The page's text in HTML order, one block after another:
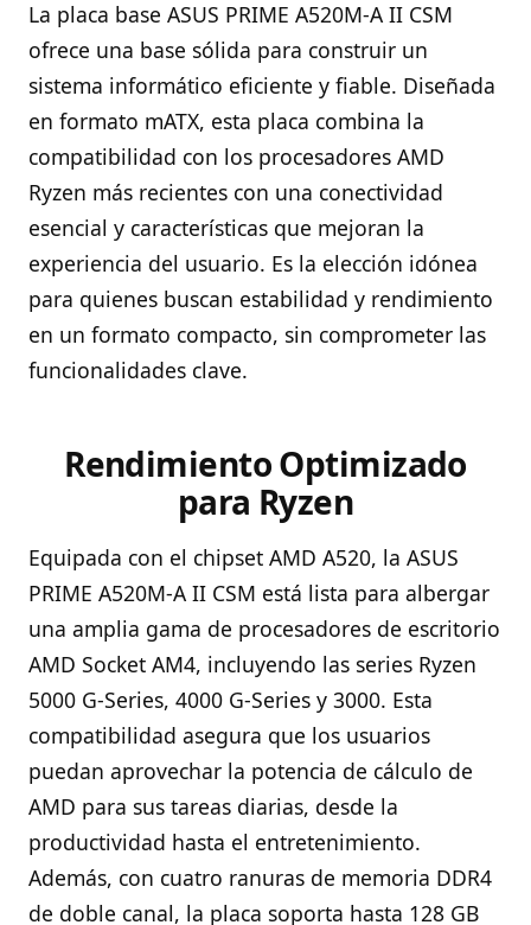
La placa base ASUS PRIME A520M-A II CSM
ofrece una base sólida para construir un
sistema informático eficiente y fiable. Diseñada
en formato mATX, esta placa combina la
compatibilidad con los procesadores AMD
Ryzen más recientes con una conectividad
esencial y características que mejoran la
experiencia del usuario. Es la elección idónea
para quienes buscan estabilidad y rendimiento
en un formato compacto, sin comprometer las
funcionalidades clave.
Rendimiento Optimizado
para Ryzen
Equipada con el chipset AMD A520, la ASUS
PRIME A520M-A II CSM está lista para albergar
una amplia gama de procesadores de escritorio
AMD Socket AM4, incluyendo las series Ryzen
5000 G-Series, 4000 G-Series y 3000. Esta
compatibilidad asegura que los usuarios
puedan aprovechar la potencia de cálculo de
AMD para sus tareas diarias, desde la
productividad hasta el entretenimiento.
Además, con cuatro ranuras de memoria DDR4
de doble canal, la placa soporta hasta 128 GB